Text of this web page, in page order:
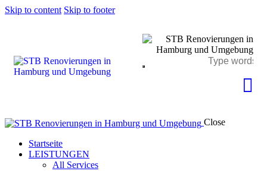
Skip to content Skip to footer
Close
Startseite
LEISTUNGEN
All Services